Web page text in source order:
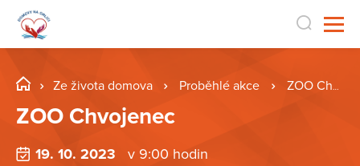
Ze života domova Proběhlé akce ZOO Chvojenec
ZOO Chvojenec
19. 10. 2023
v 9:00 hodin